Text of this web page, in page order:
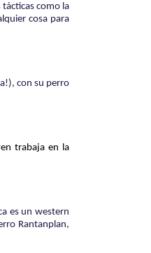
tácticas como la
cosa para
con su perro
trabaja en la
es un western
Rantanplan,